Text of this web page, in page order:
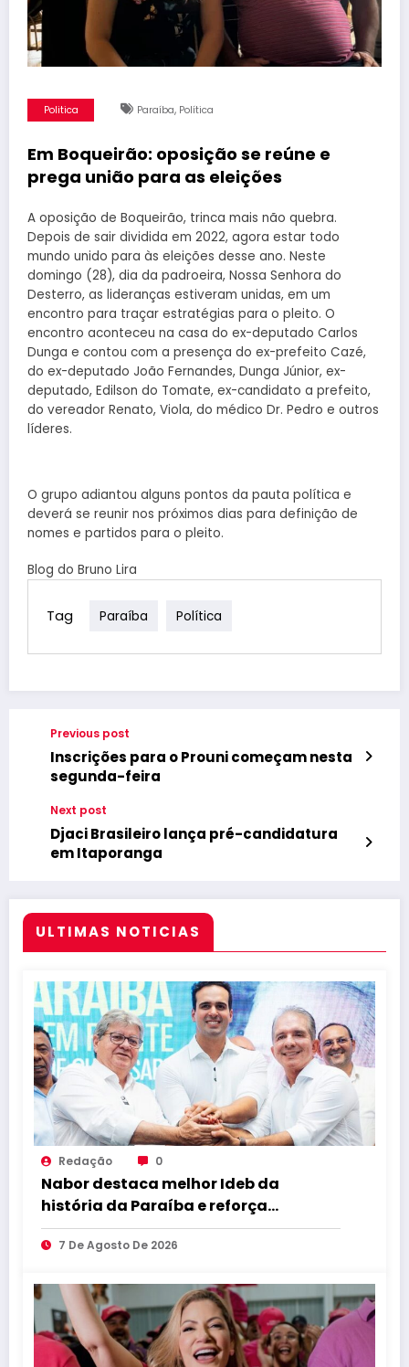
Politica Paraíba, Política
Em Boqueirão: oposição se reúne e
prega união para as eleições
A oposição de Boqueirão, trinca mais não quebra.
Depois de sair dividida em 2022, agora estar todo
mundo unido para às eleições desse ano. Neste
domingo (28), dia da padroeira, Nossa Senhora do
Desterro, as lideranças estiveram unidas, em um
encontro para traçar estratégias para o pleito. O
encontro aconteceu na casa do ex-deputado Carlos
Dunga e contou com a presença do ex-prefeito Cazé,
do ex-deputado João Fernandes, Dunga Júnior, ex-
deputado, Edilson do Tomate, ex-candidato a prefeito,
do vereador Renato, Viola, do médico Dr. Pedro e outros
líderes.
O grupo adiantou alguns pontos da pauta política e
deverá se reunir nos próximos dias para definição de
nomes e partidos para o pleito.
Blog do Bruno Lira
Tag Paraíba Política
Previous post
Inscrições para o Prouni começam nesta
segunda-feira
Next post
Djaci Brasileiro lança pré-candidatura
em Itaporanga
ULTIMAS NOTICIAS
Redação 0
Nabor destaca melhor Ideb da
história da Paraíba e reforça
compromisso com educação de
qualidade
7 De Agosto De 2026